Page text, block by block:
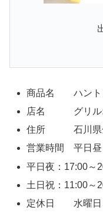
商品名 ハント
店名 グリル
住所 石川県金
営業時間 平日昼
平日夜：17:00～
土日祝：11:00～
定休日 水曜日